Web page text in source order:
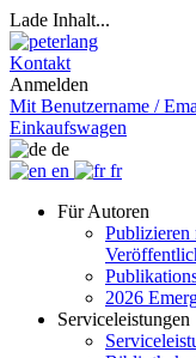
Lade Inhalt...
Kontakt
Anmelden
Mit Benutzername /
Einkaufswagen
de
en
fr
Für Autoren
Publizieren
2026
Serviceleistungen